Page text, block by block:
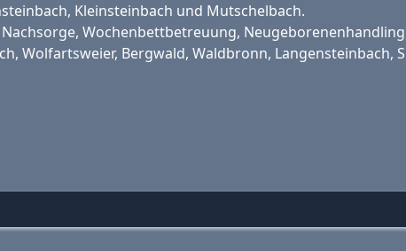
Kleinsteinbach und Mutschelbach.
Wochenbettbetreuung,
Wolfartsweier, Bergwald, Waldbronn, Langensteinbach,